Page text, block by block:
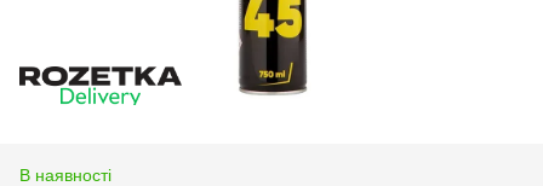
В наявності